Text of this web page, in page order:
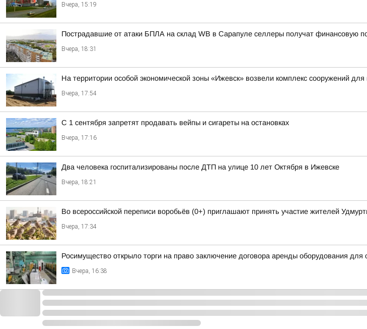
Вчера, 15:19
Пострадавшие от атаки БПЛА на склад WB в Сарапуле селлеры получат финансовую
Вчера, 18:31
На территории особой экономической зоны «Ижевск» возвели комплекс сооружений для
Вчера, 17:54
С 1 сентября запретят продавать вейпы и сигареты на остановках
Вчера, 17:16
Два человека госпитализированы после ДТП на улице 10 лет Октября в Ижевске
Вчера, 18:21
Во всероссийской переписи воробьёв (0+) приглашают принять участие жителей
Вчера, 17:34
Росимущество открыло торги на право заключение договора аренды оборудования для
Вчера, 16:38